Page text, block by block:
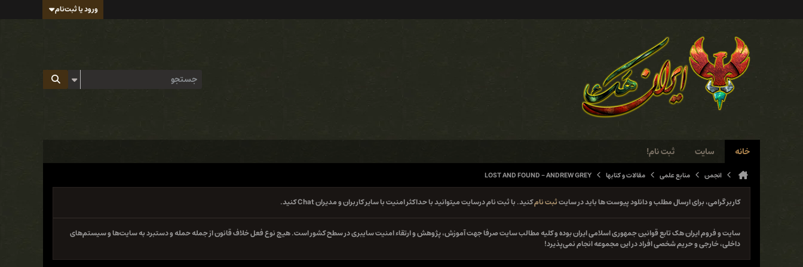
ورود یا ثبت‌نام
خانه سایت ثبت نام!
انجمن منابع علمی مقالات و کتابها LOST AND FOUND - ANDREW GREY
کاربر گرامی، برای ارسال مطلب و دانلود پیوست ها باید در سایتثبت نامکنید. با ثبت نام درسایت میتوانید با حداکثر امنیت با سایر کاربران و مدیران Chat کنید.
سایت و فروم ایران هک تابع قوانین جمهوری اسلامی ایران بوده و کلیه مطالب سایت صرفا جهت آموزش، پژوهش و ارتقاء امنیت سایبری در سطح کشور است. هیچ نوع فعل خلاف قانون از جمله حمله و دستبرد به سایت‌ها و سیستم‌های
داخلی، خارجی و حریم شخصی افراد در این مجموعه انجام نمی‌پذیرد!